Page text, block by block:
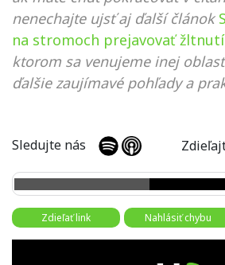
nenechajte ujsť aj ďalší článok
na stromoch prejavovať
ktorom sa venujeme inej
ďalšie zaujímavé pohľady a
Sledujte nás
Zdieľať link Nahlásiť chybu